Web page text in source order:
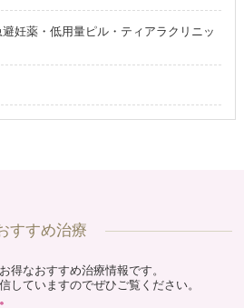
妊薬・低用量ピル・ティアラクリニッ
すすめ治療
得なおすすめ治療情報です。
していますのでぜひご覧ください。